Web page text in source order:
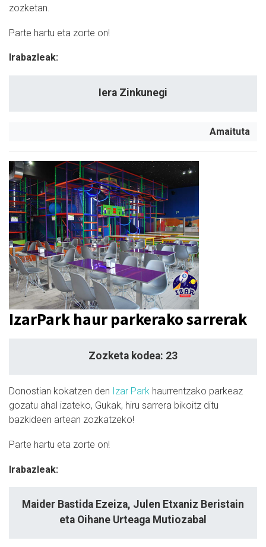
zozketan.
Parte hartu eta zorte on!
Irabazleak:
Iera Zinkunegi
Amaituta
IzarPark haur parkerako sarrerak
Zozketa kodea: 23
Donostian kokatzen den Izar Park haurrentzako parkeaz
gozatu ahal izateko, Gukak, hiru sarrera bikoitz ditu
bazkideen artean zozkatzeko!
Parte hartu eta zorte on!
Irabazleak:
Maider Bastida Ezeiza, Julen Etxaniz Beristain
eta Oihane Urteaga Mutiozabal